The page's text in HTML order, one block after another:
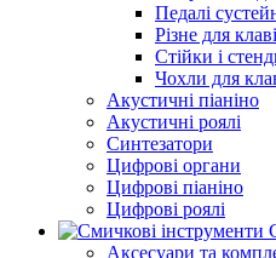
Педалі
Різне для
Стійки і
Чохли для
Акустичні піаніно
Акустичні роялі
Синтезатори
Цифрові органи
Цифрові піаніно
Цифрові роялі
Аксесуари та